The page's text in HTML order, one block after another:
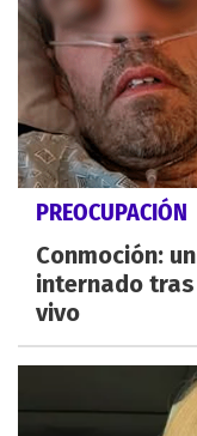
PREOCUPACIÓN
Conmoción:
internado
vivo